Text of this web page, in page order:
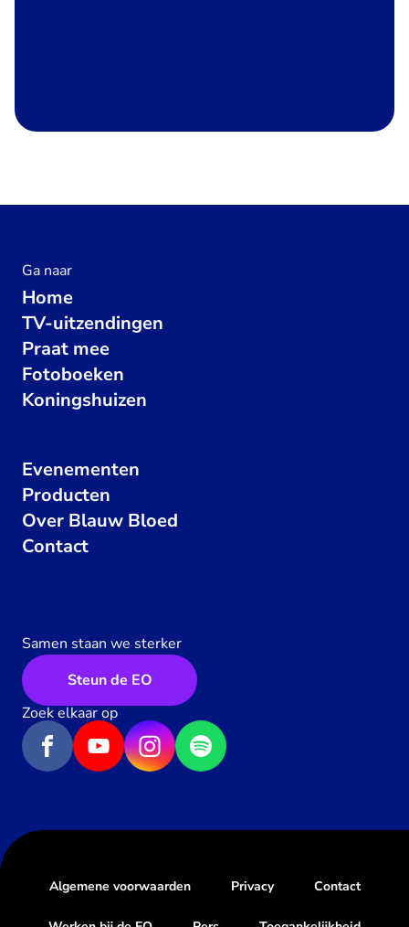
Ga naar
Home
TV-uitzendingen
Praat mee
Fotoboeken
Koningshuizen
Evenementen
Producten
Over Blauw Bloed
Contact
Samen staan we sterker
Steun de EO
Zoek elkaar op
Algemene voorwaarden Privacy Contact